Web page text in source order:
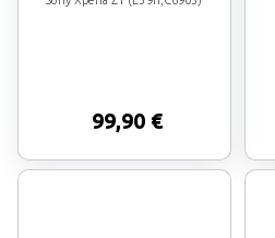
99,90 €